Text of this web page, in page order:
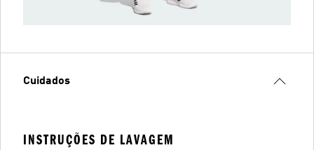
Cuidados
INSTRUÇÕES DE LAVAGEM